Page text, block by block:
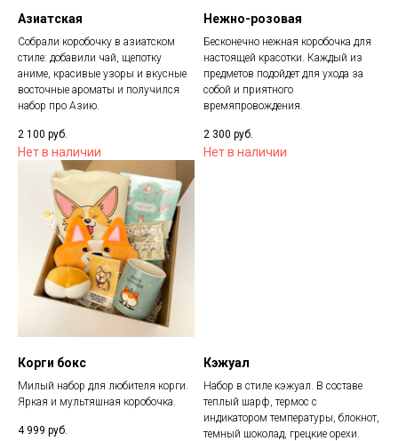
Азиатская
Собрали коробочку в азиатском
стиле: добавили чай, щепотку
аниме, красивые узоры и вкусные
восточные ароматы и получился
набор про Азию.
2 100 руб.
Нет в наличии
Нежно-розовая
Бесконечно нежная коробочка для
настоящей красотки. Каждый из
предметов подойдет для ухода за
собой и приятного
времяпровождения.
2 300 руб.
Нет в наличии
Корги бокс
Милый набор для любителя корги.
Яркая и мультяшная коробочка.
4 999 руб.
Кэжуал
Набор в стиле кэжуал. В составе
теплый шарф, термос с
индикатором температуры, блокнот,
темный шоколад, грецкие орехи.